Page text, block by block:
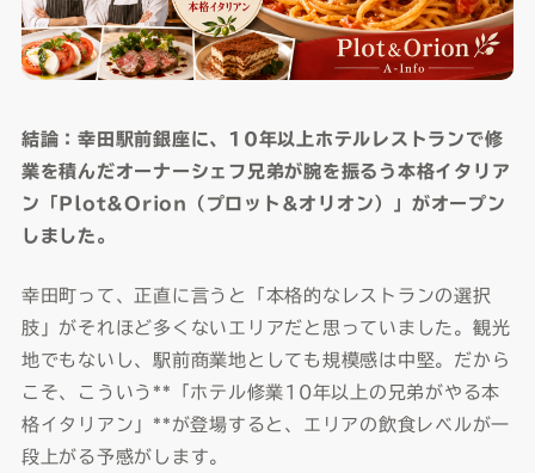
結論：幸田駅前銀座に、10年以上ホテルレストランで修
業を積んだオーナーシェフ兄弟が腕を振るう本格イタリア
ン「Plot&Orion（プロット&オリオン）」がオープン
しました。
幸田町って、正直に言うと「本格的なレストランの選択
肢」がそれほど多くないエリアだと思っていました。観光
地でもないし、駅前商業地としても規模感は中堅。だから
こそ、こういう**「ホテル修業10年以上の兄弟がやる本
格イタリアン」**が登場すると、エリアの飲食レベルが一
段上がる予感がします。